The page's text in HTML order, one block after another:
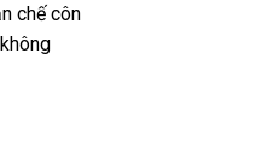
chế côn